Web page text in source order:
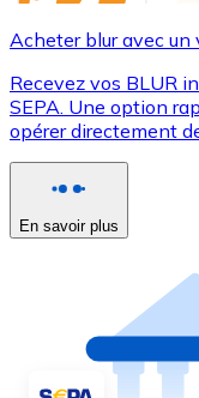
Acheter blur avec
Recevez vos BLUR
SEPA. Une option
opérer directement
En savoir plus